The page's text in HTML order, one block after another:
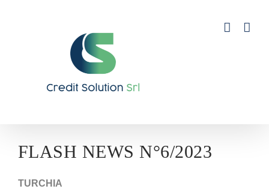
immagine
FLASH NEWS N°6/2023
TURCHIA